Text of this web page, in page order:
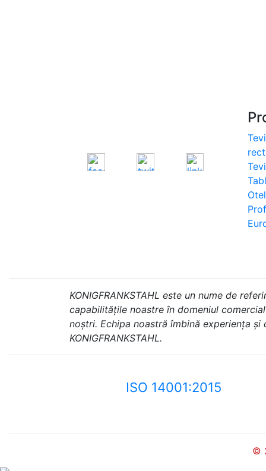
Tevi
KONIGFRANKSTAHL este un nume de
capabilitățile noastre în domeniul
noștri. Echipa noastră îmbină experiența
KONIGFRANKSTAHL.
ISO 14001:2015
©